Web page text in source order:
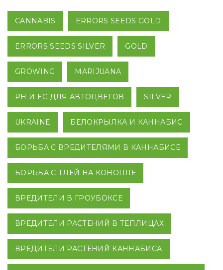
CANNABIS ERRORS SEEDS GOLD
ERRORS SEEDS SILVER GOLD
GROWING MARIJUANA
PH И EC ДЛЯ АВТОЦВЕТОВ SILVER
UKRAINE БЕЛОКРЫЛКА И КАННАБИС
БОРЬБА С ВРЕДИТЕЛЯМИ В КАННАБИСЕ
БОРЬБА С ТЛЕЙ НА КОНОПЛЕ
ВРЕДИТЕЛИ В ГРОУБОКСЕ
ВРЕДИТЕЛИ РАСТЕНИЙ В ТЕПЛИЦАХ
ВРЕДИТЕЛИ РАСТЕНИЙ КАННАБИСА